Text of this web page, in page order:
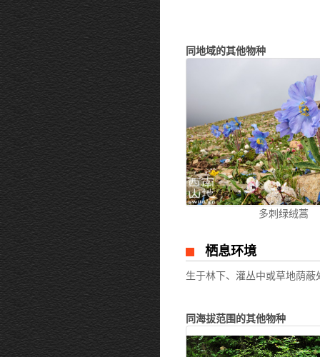
同地域的其他物种
多刺绿绒蒿
栖息环境
生于林下、灌丛中或草地荫
同海拔范围的其他物种